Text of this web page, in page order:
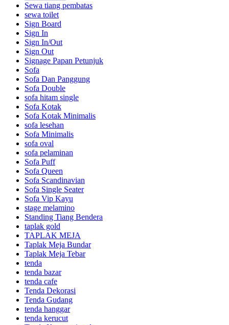
Sewa tiang pembatas
sewa toilet
Sign Board
Sign In
Sign In/Out
Sign Out
Signage Papan Petunjuk
Sofa
Sofa Dan Panggung
Sofa Double
sofa hitam single
Sofa Kotak
Sofa Kotak Minimalis
sofa lesehan
Sofa Minimalis
sofa oval
sofa pelaminan
Sofa Puff
Sofa Queen
Sofa Scandinavian
Sofa Single Seater
Sofa Vip Kayu
stage melamino
Standing Tiang Bendera
taplak gold
TAPLAK MEJA
Taplak Meja Bundar
Taplak Meja Tebar
tenda
tenda bazar
tenda cafe
Tenda Dekorasi
Tenda Gudang
tenda hanggar
tenda kerucut